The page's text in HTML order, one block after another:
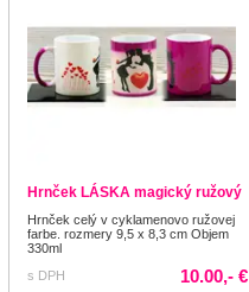
Hrnček LÁSKA magický ružový
Hrnček celý v cyklamenovo ružovej
farbe. rozmery 9,5 x 8,3 cm Objem
330ml
s DPH
10.00,- €